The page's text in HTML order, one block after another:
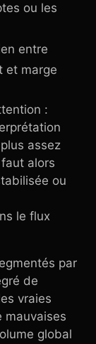
ou les
entre
et marge
:
assez
alors
ou
le flux
par
de
vraies
mauvaises
global